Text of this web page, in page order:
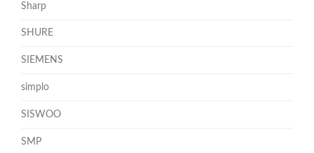
Sharp
SHURE
SIEMENS
simplo
SISWOO
SMP